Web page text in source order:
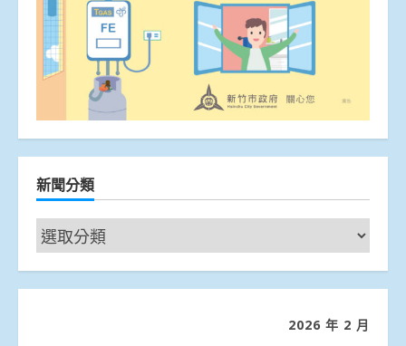
新聞分類
新
聞
分
2026 年 2 月